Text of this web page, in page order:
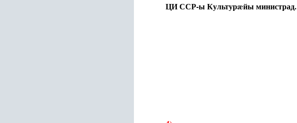
ЦИ ССР-ы Культурæйы министрад.